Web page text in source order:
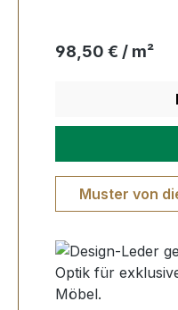
Regulärer Preis:
98,50 € / m²
Muster von